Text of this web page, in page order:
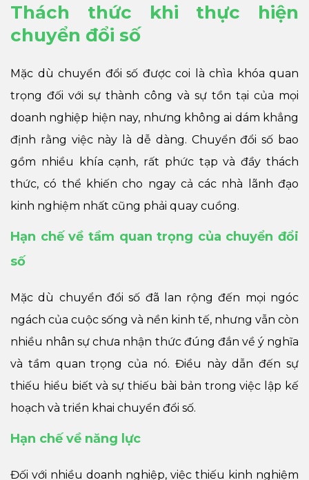
Thách thức khi thực hiện
chuyển đổi số
Mặc dù chuyển đổi số được coi là chìa khóa quan
trọng đối với sự thành công và sự tồn tại của mọi
doanh nghiệp hiện nay, nhưng không ai dám khẳng
định rằng việc này là dễ dàng. Chuyển đổi số bao
gồm nhiều khía cạnh, rất phức tạp và đầy thách
thức, có thể khiến cho ngay cả các nhà lãnh đạo
kinh nghiệm nhất cũng phải quay cuồng.
Hạn chế về tầm quan trọng của chuyển đổi
số
Mặc dù chuyển đổi số đã lan rộng đến mọi ngóc
ngách của cuộc sống và nền kinh tế, nhưng vẫn còn
nhiều nhân sự chưa nhận thức đúng đắn về ý nghĩa
và tầm quan trọng của nó. Điều này dẫn đến sự
thiếu hiểu biết và sự thiếu bài bản trong việc lập kế
hoạch và triển khai chuyển đổi số.
Hạn chế về năng lực
Đối với nhiều doanh nghiệp, việc thiếu kinh nghiệm